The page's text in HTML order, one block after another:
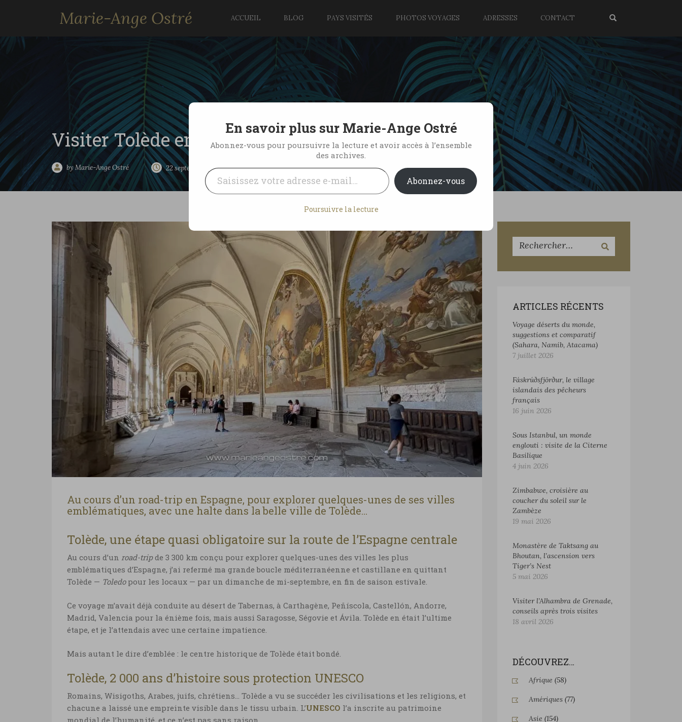
Marie-Ange Ostré ACCUEIL BLOG PAYS VISITÉS PHOTOS VOYAGES ADRESSES CONTACT
Visiter Tolède en quelques heures
by Marie-Ange Ostré 22 septembre 2023 No Comments
Au cours d’un road-trip en Espagne, pour explorer quelques-unes de ses villes
emblématiques, avec une halte dans la belle ville de Tolède…
Tolède, une étape quasi obligatoire sur la route de l’Espagne centrale
Au cours d’un road-tripde 3 300 km conçu pour explorer quelques-unes des villes les plus
emblématiques d’Espagne, j’ai refermé ma grande boucle méditerranéenne et castillane en quittant
Tolède — Toledopour les locaux — par un dimanche de mi-septembre, en fin de saison estivale.
Ce voyage m’avait déjà conduite au désert de Tabernas, à Carthagène, Peñíscola, Castellón, Andorre,
Madrid, Valencia pour la énième fois, mais aussi Saragosse, Ségovie et Ávila. Tolède en était l’ultime
étape, et je l’attendais avec une certaine impatience.
Mais autant le dire d’emblée : le centre historique de Tolède était bondé.
Tolède, 2 000 ans d’histoire sous protection UNESCO
Romains, Wisigoths, Arabes, juifs, chrétiens… Tolède a vu se succéder les civilisations et les religions, et
chacune a laissé une empreinte visible dans le tissu urbain. L’UNESCO l’a inscrite au patrimoine
ARTICLES RÉCENTS
Voyage déserts du monde,
suggestions et comparatif
(Sahara, Namib, Atacama)
7 juillet 2026
Fáskrúðsfjörður, le village
islandais des pêcheurs
français
16 juin 2026
Sous Istanbul, un monde
englouti : visite de la Citerne
Basilique
4 juin 2026
Zimbabwe, croisière au
coucher du soleil sur le
Zambèze
19 mai 2026
Monastère de Taktsang au
Bhoutan, l’ascension vers
Tiger’s Nest
5 mai 2026
Visiter l’Alhambra de Grenade,
conseils après trois visites
18 avril 2026
DÉCOUVREZ…
Afrique (58)
Amériques(77)
Asie (154)
En savoir plus sur Marie-Ange Ostré
Abonnez-vous pour poursuivre la lecture et avoir accès à l’ensemble
des archives.
Saisissez votre adresse e-mail…
Abonnez-vous
Poursuivre la lecture